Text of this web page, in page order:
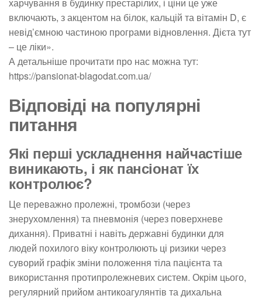
харчування в будинку престарілих, і ціни це уже
включають, з акцентом на білок, кальцій та вітамін D, є
невід’ємною частиною програми відновлення. Дієта тут
– це ліки».
А детальніше прочитати про нас можна тут:
https://pansionat-blagodat.com.ua/
Відповіді на популярні
питання
Які перші ускладнення найчастіше
виникають, і як пансіонат їх
контролює?
Це переважно пролежні, тромбози (через
знерухомлення) та пневмонія (через поверхневе
дихання). Приватні і навіть державні будинки для
людей похилого віку контролюють ці ризики через
суворий графік зміни положення тіла пацієнта та
використання протипролежневих систем. Окрім цього,
регулярний прийом антикоагулянтів та дихальна